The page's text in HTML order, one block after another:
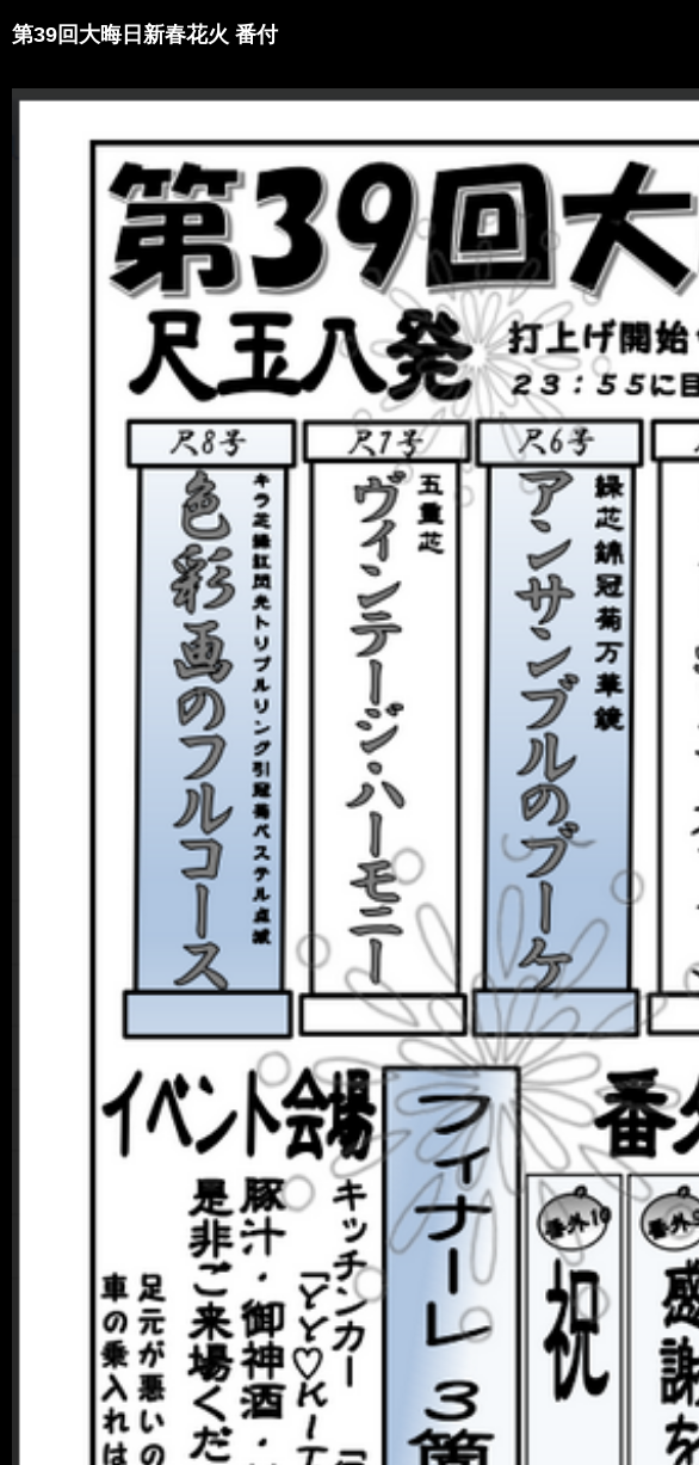
第39回大晦日新春花火 番付